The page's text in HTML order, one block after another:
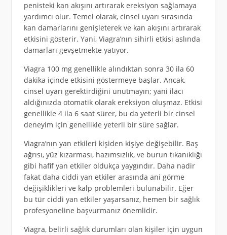
penisteki kan akışını artırarak ereksiyon sağlamaya
yardımcı olur. Temel olarak, cinsel uyarı sırasında
kan damarlarını genişleterek ve kan akışını artırarak
etkisini gösterir. Yani, Viagra’nın sihirli etkisi aslında
damarları gevşetmekte yatıyor.
Viagra 100 mg genellikle alındıktan sonra 30 ila 60
dakika içinde etkisini göstermeye başlar. Ancak,
cinsel uyarı gerektirdiğini unutmayın; yani ilacı
aldığınızda otomatik olarak ereksiyon oluşmaz. Etkisi
genellikle 4 ila 6 saat sürer, bu da yeterli bir cinsel
deneyim için genellikle yeterli bir süre sağlar.
Viagra’nın yan etkileri kişiden kişiye değişebilir. Baş
ağrısı, yüz kızarması, hazımsızlık, ve burun tıkanıklığı
gibi hafif yan etkiler oldukça yaygındır. Daha nadir
fakat daha ciddi yan etkiler arasında ani görme
değişiklikleri ve kalp problemleri bulunabilir. Eğer
bu tür ciddi yan etkiler yaşarsanız, hemen bir sağlık
profesyoneline başvurmanız önemlidir.
Viagra, belirli sağlık durumları olan kişiler için uygun